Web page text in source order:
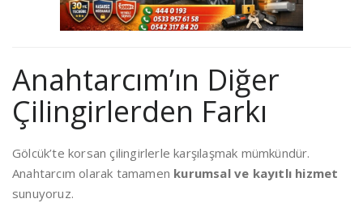
Anahtarcım’ın Diğer
Çilingirlerden Farkı
Gölcük’te korsan çilingirlerle karşılaşmak mümkündür.
Anahtarcım olarak tamamen kurumsal ve kayıtlı hizmet
sunuyoruz.